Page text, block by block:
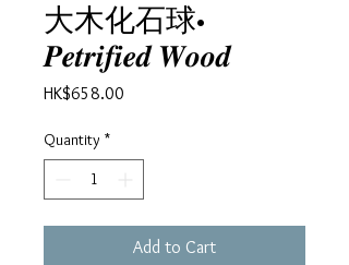
大木化石球•
𝑷𝒆𝒕𝒓𝒊𝒇𝒊𝒆𝒅 𝑾𝒐𝒐𝒅
HK$658.00
Quantity *
Add to Cart